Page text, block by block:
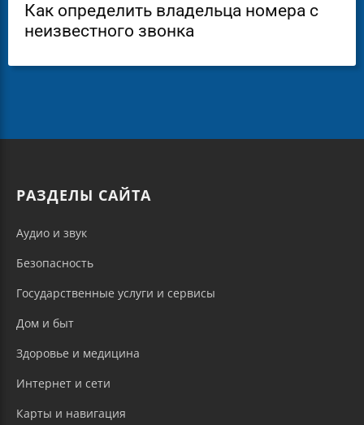
Как определить владельца номера с
неизвестного звонка
РАЗДЕЛЫ САЙТА
Аудио и звук
Безопасность
Государственные услуги и сервисы
Дом и быт
Здоровье и медицина
Интернет и сети
Карты и навигация